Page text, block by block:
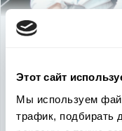
Этот сайт
Мы используем
трафик, подбирать
Используйте
Надежность,
откроет перед вами
ожидаемого